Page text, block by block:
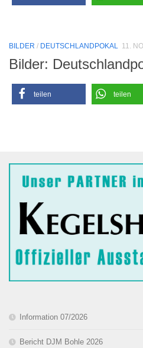
BILDER / DEUTSCHLANDPOKAL 11.
Bilder:
teilen teilen
Information 07/2026
Bericht DJM Bohle 2026